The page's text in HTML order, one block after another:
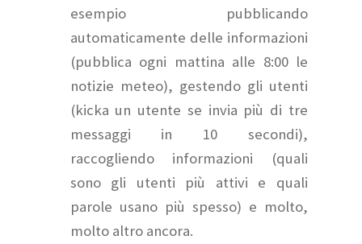
esempio pubblicando
automaticamente delle informazioni
(pubblica ogni mattina alle 8:00 le
notizie meteo), gestendo gli utenti
(kicka un utente se invia più di tre
messaggi in 10 secondi),
raccogliendo informazioni (quali
sono gli utenti più attivi e quali
parole usano più spesso) e molto,
molto altro ancora.